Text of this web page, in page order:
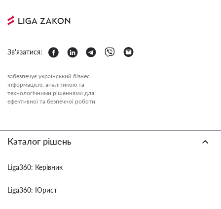
Зв'язатися:
забезпечує український бізнес
інформацією, аналітикою та
технологічними рішеннями для
ефективної та безпечної роботи.
Каталог рішень
Liga360: Керівник
Liga360: Юрист